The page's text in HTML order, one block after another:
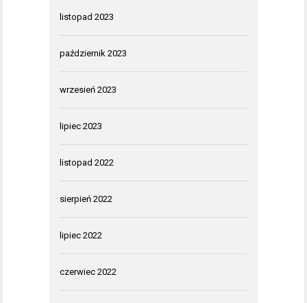
listopad 2023
październik 2023
wrzesień 2023
lipiec 2023
listopad 2022
sierpień 2022
lipiec 2022
czerwiec 2022